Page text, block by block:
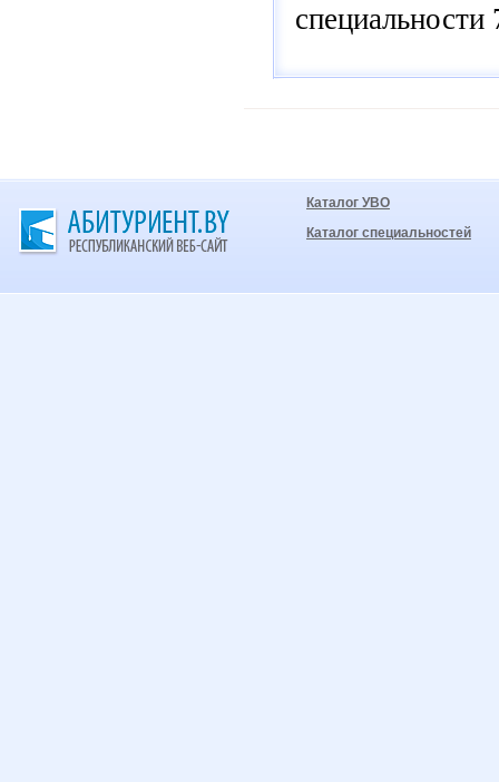
Каталог УВО
Каталог специальностей